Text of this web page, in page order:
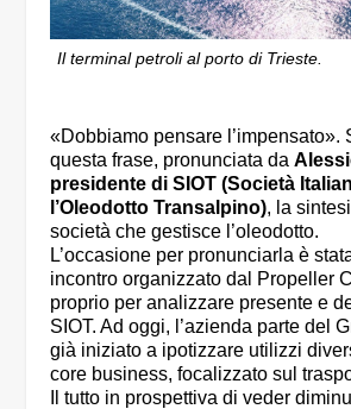
Il terminal petroli al porto di Trieste.
«Dobbiamo pensare l’impensato».
questa frase, pronunciata da
presidente di SIOT (Società
l’Oleodotto Transalpino), la
società che gestisce l’oleodotto.
L’occasione per pronunciarla è
incontro organizzato dal Propeller
proprio per analizzare presente e
SIOT. Ad oggi, l’azienda parte del
già iniziato a ipotizzare utilizzi
core business, focalizzato sul
Il tutto in prospettiva di veder